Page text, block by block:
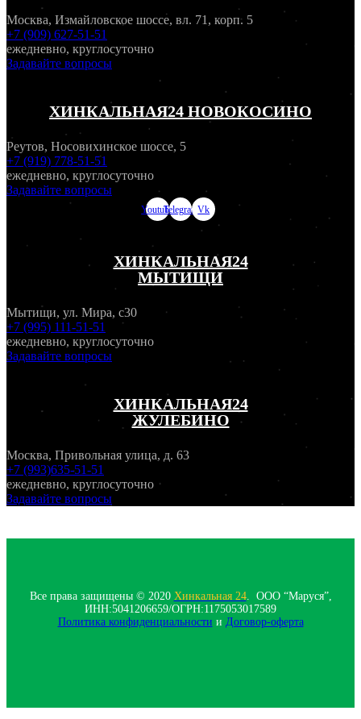
Москва, Измайловское шоссе, вл. 71, корп. 5
+7 (909) 627-51-51
ежедневно, круглосуточно
Задавайте вопросы
ХИНКАЛЬНАЯ24 НОВОКОСИНО
Реутов, Носовихинское шоссе, 5
+7 (919) 778-51-51
ежедневно, круглосуточно
Задавайте вопросы
YoutubeTelegramVk
ХИНКАЛЬНАЯ24
МЫТИЩИ
Мытищи, ул. Мира, с30
+7 (995) 111-51-51
ежедневно, круглосуточно
Задавайте вопросы
ХИНКАЛЬНАЯ24
ЖУЛЕБИНО
Москва, Привольная улица, д. 63
+7 (993)635-51-51
ежедневно, круглосуточно
Задавайте вопросы
Все права защищены © 2020 Хинкальная 24. ООО “Маруся”,
ИНН:5041206659/ОГРН:1175053017589
Политика конфиденциальности‍ и Договор-оферта